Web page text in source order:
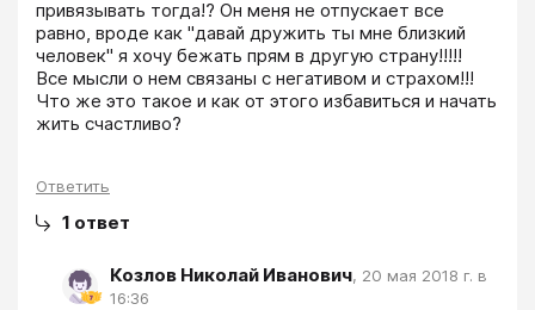
привязывать тогда!? Он меня не отпускает все
равно, вроде как "давай дружить ты мне близкий
человек" я хочу бежать прям в другую страну!!!!!
Все мысли о нем связаны с негативом и страхом!!!
Что же это такое и как от этого избавиться и начать
жить счастливо?
Ответить
1 ответ
Козлов Николай Иванович, 20 мая 2018 г. в
16:36